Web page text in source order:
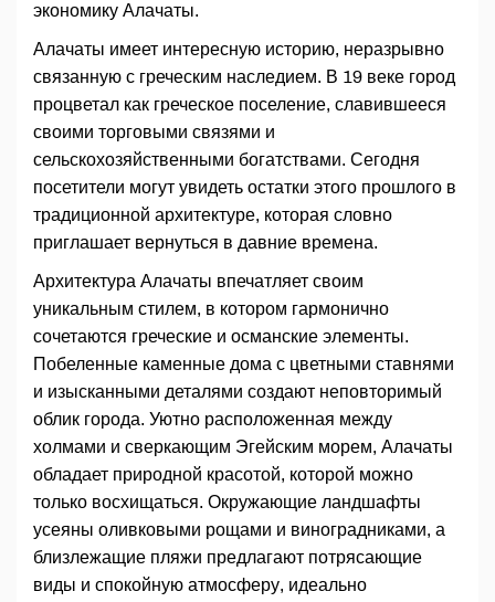
экономику Алачаты.
Алачаты имеет интересную историю, неразрывно
связанную с греческим наследием. В 19 веке город
процветал как греческое поселение, славившееся
своими торговыми связями и
сельскохозяйственными богатствами. Сегодня
посетители могут увидеть остатки этого прошлого в
традиционной архитектуре, которая словно
приглашает вернуться в давние времена.
Архитектура Алачаты впечатляет своим
уникальным стилем, в котором гармонично
сочетаются греческие и османские элементы.
Побеленные каменные дома с цветными ставнями
и изысканными деталями создают неповторимый
облик города. Уютно расположенная между
холмами и сверкающим Эгейским морем, Алачаты
обладает природной красотой, которой можно
только восхищаться. Окружающие ландшафты
усеяны оливковыми рощами и виноградниками, а
близлежащие пляжи предлагают потрясающие
виды и спокойную атмосферу, идеально